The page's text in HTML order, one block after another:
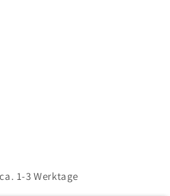
1-3 Werktage